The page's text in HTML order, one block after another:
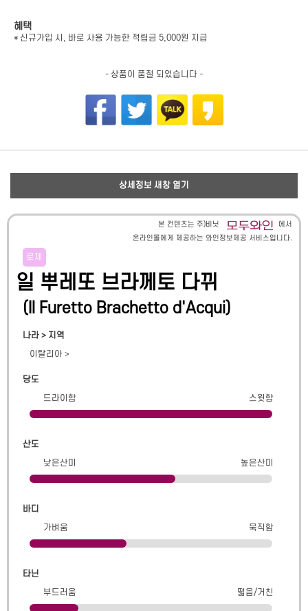
혜택
* 신규가입 시, 바로 사용 가능한 적립금 5,000원 지급
- 상품이 품절 되었습니다 -
상세정보 새창 열기
본 컨텐츠는 주)비닛
에서
온라인몰에게 제공하는 와인정보제공 서비스입니다.
로제
일 뿌레또 브라께토 다뀌
( Il Furetto Brachetto d'Acqui)
나라 > 지역
이탈리아 >
당도
드라이함
스윗함
산도
낮은산미
높은산미
바디
가벼움
묵직함
타닌
부드러움
떫음/거친